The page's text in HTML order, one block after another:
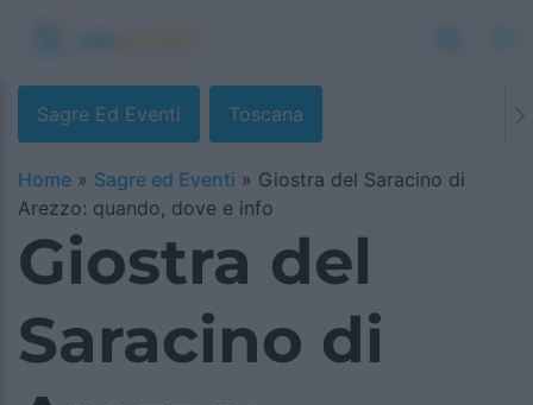
Sagre Ed Eventi Toscana
Home » Sagre ed Eventi » Giostra del Saracino di
Arezzo: quando, dove e info
Giostra del
Saracino di